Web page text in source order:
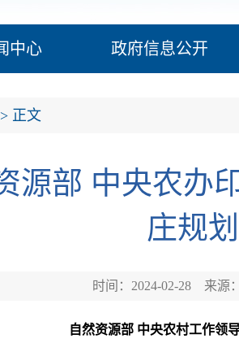
中心 政府信息公开
> 正文
源部 中央农办
庄规
时间：2024-02-28 来源
自然资源部 中央农村工作领